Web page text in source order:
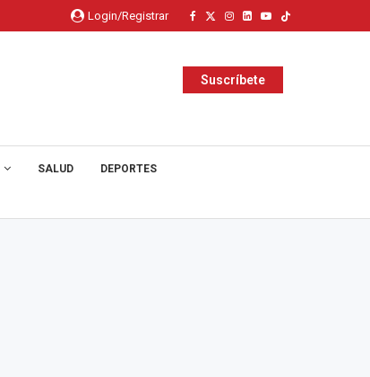
Login/Registrar
Suscríbete
SALUD DEPORTES